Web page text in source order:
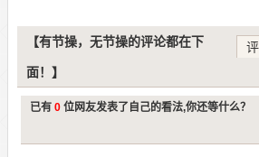
【有节操，无节操的评论都在下
面！】
已有0 位网友发表了自己的看法,你还等什么？